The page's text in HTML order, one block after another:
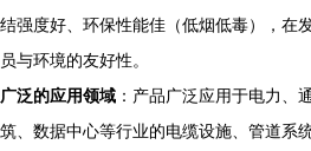
结强度好、环保性能佳（低烟低毒），在
员与环境的友好性。
广泛的应用领域 ：产品广泛应用于电力、
筑、数据中心等行业的电缆设施、管道系